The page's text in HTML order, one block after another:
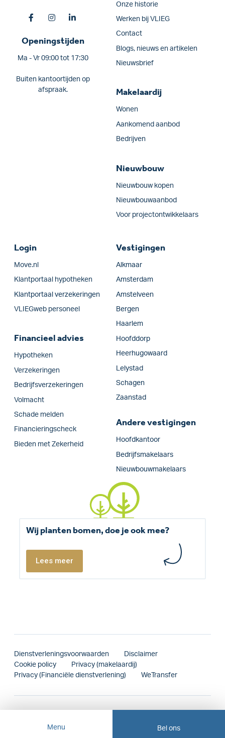
Menu Bel ons
Openingstijden
Ma - Vr 09:00 tot 17:30
Buiten kantoortijden op
afspraak.
Onze historie
Werken bij VLIEG
Contact
Blogs, nieuws en artikelen
Nieuwsbrief
Makelaardij
Wonen
Aankomend aanbod
Bedrijven
Nieuwbouw
Nieuwbouw kopen
Nieuwbouwaanbod
Voor projectontwikkelaars
Login
Move.nl
Klantportaal hypotheken
Klantportaal verzekeringen
VLIEGweb personeel
Financieel advies
Hypotheken
Verzekeringen
Bedrijfs­verzekeringen
Volmacht
Schade melden
Financieringscheck
Bieden met Zekerheid
Vestigingen
Alkmaar
Amsterdam
Amstelveen
Bergen
Haarlem
Hoofddorp
Heerhugowaard
Lelystad
Schagen
Zaanstad
Andere vestigingen
Hoofdkantoor
Bedrijfsmakelaars
Nieuwbouwmakelaars
Wij planten bomen, doe je ook mee?
Lees meer
Dienstverleningsvoorwaarden
Disclaimer
Cookie policy
Privacy (makelaardij)
Privacy (Financiële dienstverlening)
WeTransfer